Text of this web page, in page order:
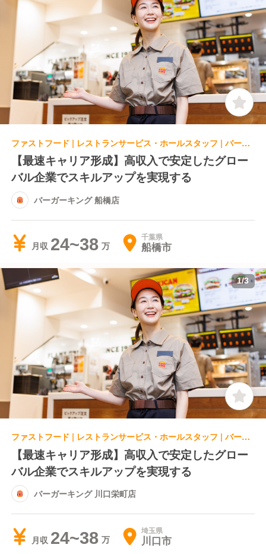
ファストフード | レストランサービス・ホールスタッフ | バーガーキング 船橋店
【最速キャリア形成】高収入で安定したグロー
バル企業でスキルアップを実現する
バーガーキング 船橋店
月収 24~38 千葉県
船橋市
1/3
ファストフード | レストランサービス・ホールスタッフ | バーガーキング 川口栄町店
【最速キャリア形成】高収入で安定したグロー
バル企業でスキルアップを実現する
バーガーキング 川口栄町店
月収 24~38 埼玉県
川口市